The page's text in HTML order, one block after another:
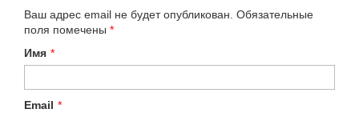
Ваш адрес email не будет опубликован. Обязательные
поля помечены *
Имя *
Email *